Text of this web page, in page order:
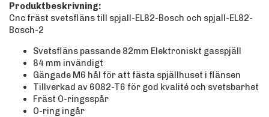
Produktbeskrivning:
Cnc fräst svetsfläns till spjall-EL82-Bosch och spjall-EL82-
Bosch-2
Svetsfläns passande 82mm Elektroniskt gasspjäll
84 mm invändigt
Gängade M6 hål för att fästa spjällhuset i flänsen
Tillverkad av 6082-T6 för god kvalité och svetsbarhet
Fräst O-ringsspår
O-ring ingår